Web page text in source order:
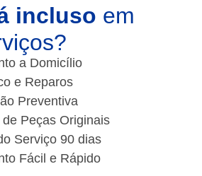
incluso em
a Domicílio
e Reparos
Preventiva
Peças Originais
Serviço 90 dias
Fácil e Rápido